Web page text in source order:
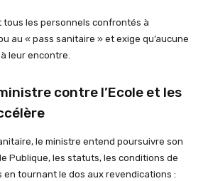
les personnels confrontés à
au « pass sanitaire » et exige qu’aucune
leur encontre.
contre l’Ecole et les
le ministre entend poursuivre son
Publique, les statuts, les conditions de
en tournant le dos aux revendications :